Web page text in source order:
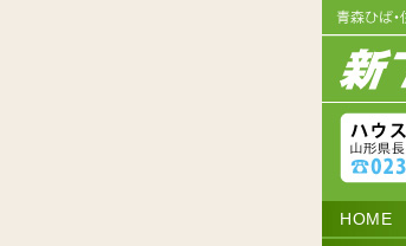
HOME